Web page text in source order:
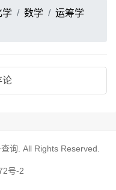
学 数学
运筹学
论
询 . All Rights Reserved.
号-2